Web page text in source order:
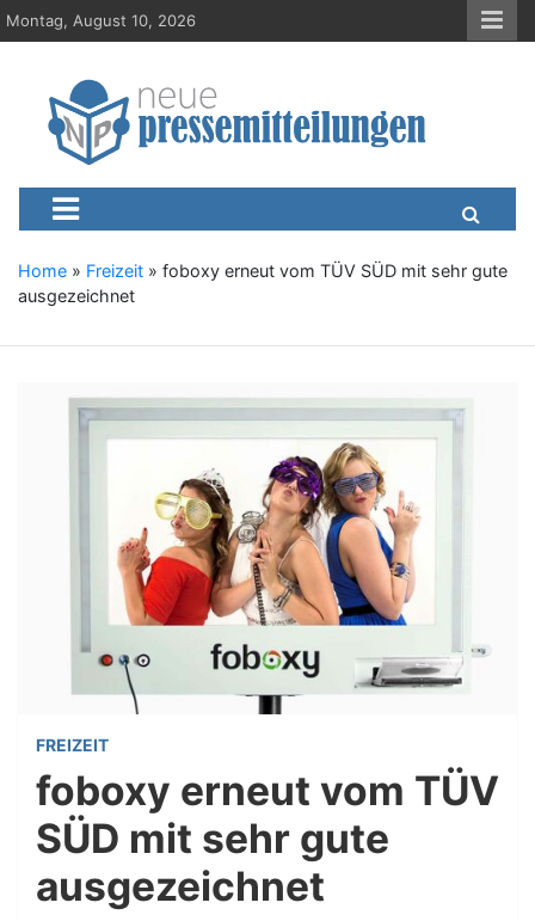
S
k
Montag, August 10, 2026
Neue-
Presseportal, Nachrichten, News, Meldungen, Wirtschaft
Home » Freizeit » foboxy erneut vom TÜV SÜD mit sehr gute
ausgezeichnet
FREIZEIT
foboxy erneut vom TÜV
SÜD mit sehr gute
ausgezeichnet